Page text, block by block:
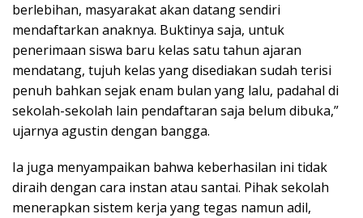
berlebihan, masyarakat akan datang sendiri
mendaftarkan anaknya. Buktinya saja, untuk
penerimaan siswa baru kelas satu tahun ajaran
mendatang, tujuh kelas yang disediakan sudah terisi
penuh bahkan sejak enam bulan yang lalu, padahal di
sekolah-sekolah lain pendaftaran saja belum dibuka,”
ujarnya agustin dengan bangga.
Ia juga menyampaikan bahwa keberhasilan ini tidak
diraih dengan cara instan atau santai. Pihak sekolah
menerapkan sistem kerja yang tegas namun adil,